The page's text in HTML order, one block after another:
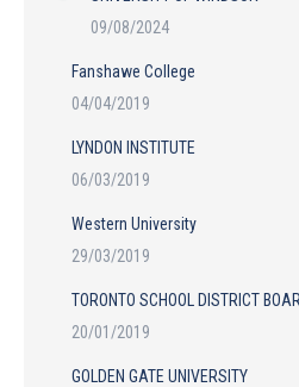
09/08/2024
Fanshawe College
04/04/2019
LYNDON INSTITUTE
06/03/2019
Western University
29/03/2019
TORONTO SCHOOL DISTRICT
20/01/2019
GOLDEN GATE UNIVERSITY